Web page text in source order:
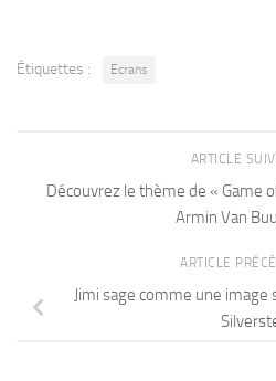
Étiquettes : Ecrans
ARTICLE
Découvrez le thème de « Game
Armin Van
ARTICLE
Jimi sage comme une image